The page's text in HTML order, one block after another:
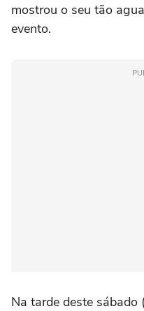
mostrou o seu tão
evento.
Na tarde deste